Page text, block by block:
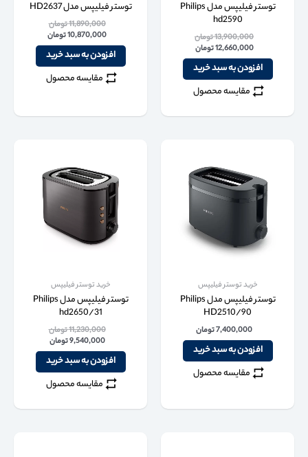
توستر فیلیپس مدل Philips
hd2590
13,900,000تومان
12,660,000تومان
افزودن به سبد خرید
مقایسه محصول
توستر فیلیپس مدل HD2637
11,890,000تومان
10,870,000تومان
افزودن به سبد خرید
مقایسه محصول
خرید توستر فیلیپس
توستر فیلیپس مدل Philips
HD2510/90
7,400,000تومان
افزودن به سبد خرید
مقایسه محصول
خرید توستر فیلیپس
توستر فیلیپس مدل Philips
hd2650/31
11,230,000تومان
9,540,000تومان
افزودن به سبد خرید
مقایسه محصول